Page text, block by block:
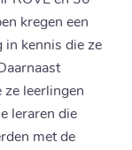
kregen een
in kennis die ze
ze leerlingen
leraren die
met de